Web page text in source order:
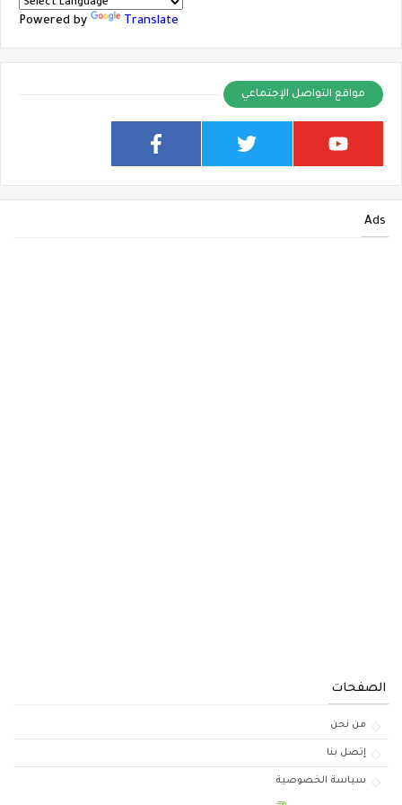
Powered by Translate
مواقع التواصل الإجتماعي
Ads
الصفحات
من نحن
إتصل بنا
سياسة الخصوصية